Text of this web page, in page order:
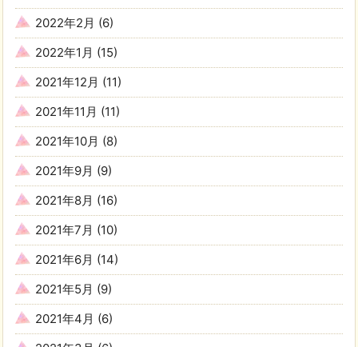
2022年2月 (6)
2022年1月 (15)
2021年12月 (11)
2021年11月 (11)
2021年10月 (8)
2021年9月 (9)
2021年8月 (16)
2021年7月 (10)
2021年6月 (14)
2021年5月 (9)
2021年4月 (6)